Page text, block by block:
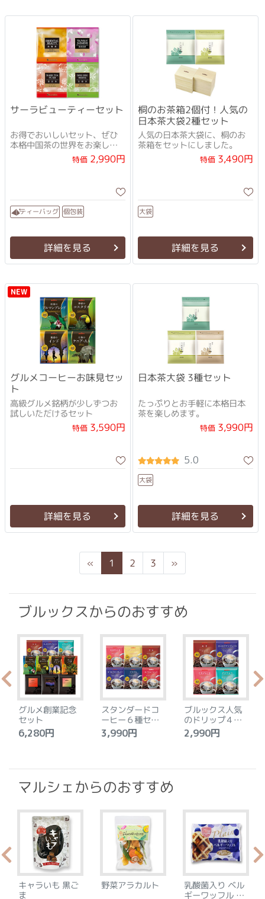
サーラビューティーセット
お得でおいしいセット、ぜひ
本格中国茶の世界をお楽しみ
特価2,990円
ティーバッグ 個包装
詳細を見る
桐のお茶箱2個付！人気の
日本茶大袋2種セット
人気の日本茶大袋に、桐のお
茶箱をセットにしました。
特価3,490円
大袋
詳細を見る
NEW
グルメコーヒーお味見セッ
ト
高級グルメ銘柄が少しずつお
試しいただけるセット
特価3,590円
詳細を見る
日本茶大袋 3種セット
たっぷりとお手軽に本格日本
茶を楽しめます。
特価3,990円
5.0
大袋
詳細を見る
« Previous
1 2 3 »Next
ブルックスからのおすすめ
グルメ創業記念
セット
6,280円
スタンダードコ
ーヒー６種セッ
ト
3,990円
ブルックス人気
のドリップ４種
セット
2,990円
マルシェからのおすすめ
キャラいも 黒ご
ま
野菜アラカルト
乳酸菌入り ベル
ギーワッフル プ